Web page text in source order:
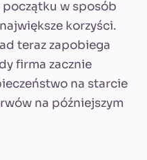
w sposób
korzyści.
teraz zapobiega
firma zacznie
na starcie
na późniejszym